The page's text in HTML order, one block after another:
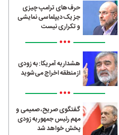
حرف‌های ترامپ چیزی
جز یک دیپلماسی نمایشی
و تکراری نیست
•••
هشدار به آمریکا: به زودی
از منطقه اخراج می‌شوید
•••
گفتگوی صریح، صمیمی و
مهم رئیس جمهور به زودی
پخش خواهد شد